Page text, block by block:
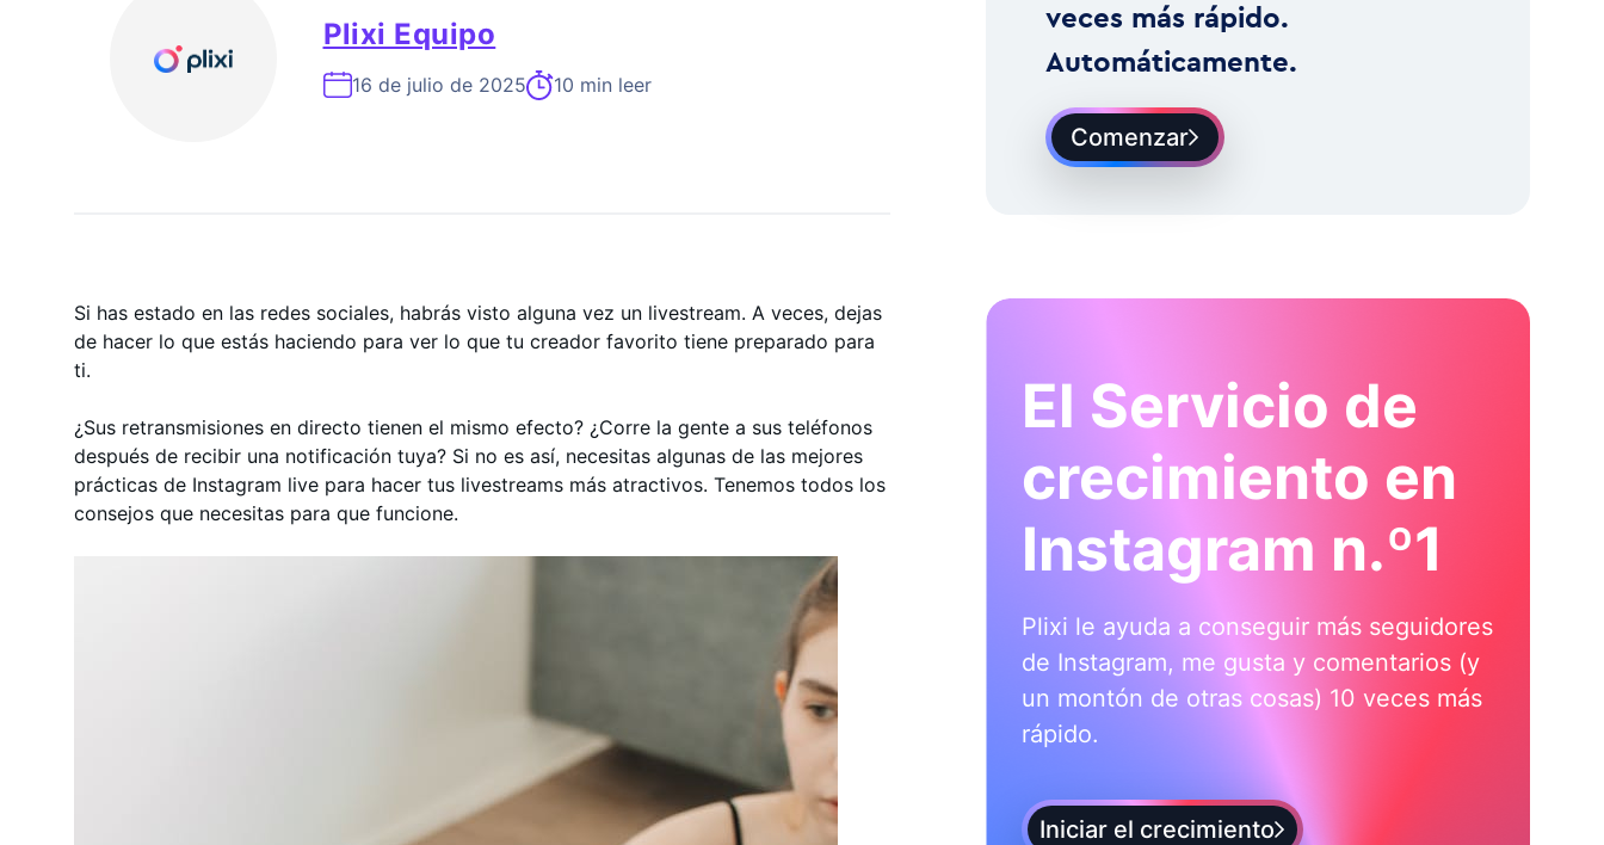
Plixi Equipo
16 de julio de 2025 10 min leer
veces más rápido.
Automáticamente.
Comenzar
Si has estado en las redes sociales, habrás visto alguna vez un livestream. A veces, dejas
de hacer lo que estás haciendo para ver lo que tu creador favorito tiene preparado para
ti.
¿Sus retransmisiones en directo tienen el mismo efecto? ¿Corre la gente a sus teléfonos
después de recibir una notificación tuya? Si no es así, necesitas algunas de las mejores
prácticas de Instagram live para hacer tus livestreams más atractivos. Tenemos todos los
consejos que necesitas para que funcione.
El Servicio de
crecimiento en
Instagram n.º1
Plixi le ayuda a conseguir más seguidores
de Instagram, me gusta y comentarios (y
un montón de otras cosas) 10 veces más
rápido.
Iniciar el crecimiento